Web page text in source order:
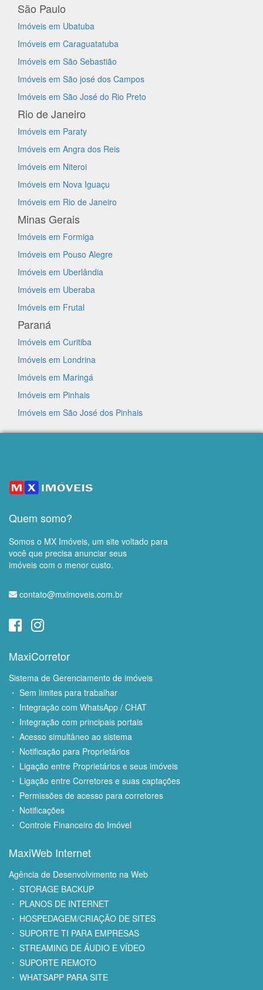
São Paulo
Imóveis em Ubatuba
Imóveis em Caraguatatuba
Imóveis em São Sebastião
Imóveis em São josé dos Campos
Imóveis em São José do Rio Preto
Rio de Janeiro
Imóveis em Paraty
Imóveis em Angra dos Reis
Imóveis em Niteroi
Imóveis em Nova Iguaçu
Imóveis em Rio de Janeiro
Minas Gerais
Imóveis em Formiga
Imóveis em Pouso Alegre
Imóveis em Uberlândia
Imóveis em Uberaba
Imóveis em Frutal
Paraná
Imóveis em Curitiba
Imóveis em Londrina
Imóveis em Maringá
Imóveis em Pinhais
Imóveis em São José dos Pinhais
Quem somo?
Somos o MX Imóveis, um site voltado para
você que precisa anunciar seus
imóveis com o menor custo.
contato@mximoveis.com.br
MaxiCorretor
Sistema de Gerenciamento de imóveis
・ Sem limites para trabalhar
・ Integração com WhatsApp / CHAT
・ Integração com principais portais
・ Acesso simultâneo ao sistema
・ Notificação para Proprietários
・ Ligação entre Proprietários e seus imóveis
・ Ligação entre Corretores e suas captações
・ Permissões de acesso para corretores
・ Notificações
・ Controle Financeiro do Imóvel
MaxiWeb Internet
Agência de Desenvolvimento na Web
・ STORAGE BACKUP
・ PLANOS DE INTERNET
・ HOSPEDAGEM/CRIAÇÃO DE SITES
・ SUPORTE TI PARA EMPRESAS
・ STREAMING DE ÁUDIO E VÍDEO
・ SUPORTE REMOTO
・ WHATSAPP PARA SITE